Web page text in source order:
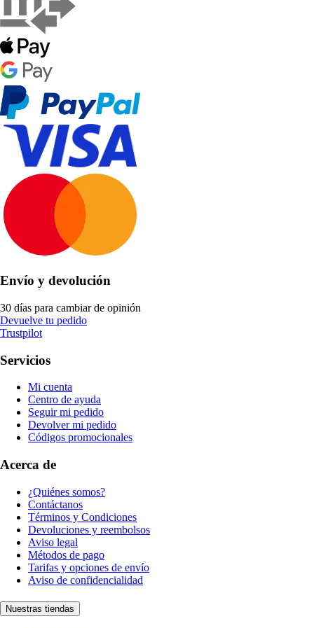
Envío y devolución
30 días para cambiar de opinión
Devuelve tu pedido
Trustpilot
Servicios
Mi cuenta
Centro de ayuda
Seguir mi pedido
Devolver mi pedido
Códigos promocionales
Acerca de
¿Quiénes somos?
Contáctanos
Términos y Condiciones
Devoluciones y reembolsos
Aviso legal
Métodos de pago
Tarifas y opciones de envío
Aviso de confidencialidad
Nuestras tiendas